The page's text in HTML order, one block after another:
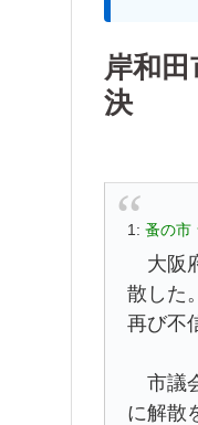
岸和
決
1: 蚤の
大阪
散した
再び不
市議
に解散